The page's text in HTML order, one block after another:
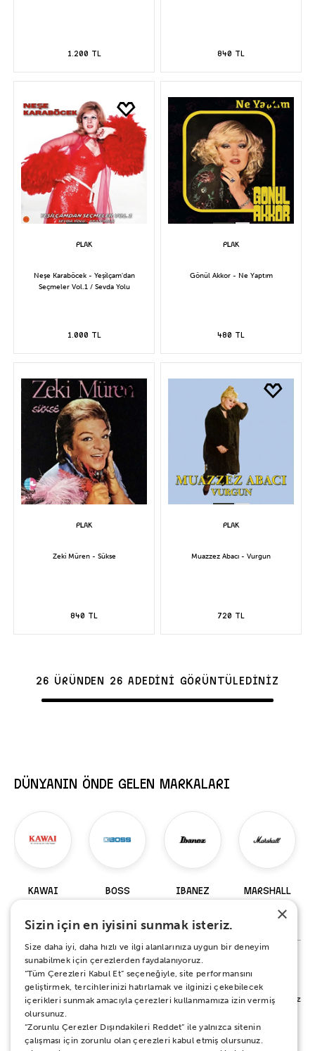
1.200 TL 840 TL
Neşe Karaböcek - Yeşilçam'dan
Seçmeler Vol.1 / Sevda Yolu
1.000 TL
Gönül Akkor - Ne Yaptım
480 TL
Zeki Müren - Sükse
840 TL
Muazzez Abacı - Vurgun
720 TL
26 ÜRÜNDEN 26 ADEDİNİ GÖRÜNTÜLEDİNİZ
DÜNYANIN ÖNDE GELEN MARKALARI
KAWAI BOSS IBANEZ MARSHALL
%100 MEMNUNİYET SÖZÜ
Alışverişiniz sırasında ya da sonrasında koşulsuz mutluluğunuz için yanınızdayız.
Her ne sebeple olursa olsun 15 gün boyunca iade ve değişim garantisi Zuhal
Müzik güvencesinde.
×
Sizin için en iyisini sunmak isteriz.
Size daha iyi, daha hızlı ve ilgi alanlarınıza uygun bir deneyim
sunabilmek için çerezlerden faydalanıyoruz.
“Tüm Çerezleri Kabul Et” seçeneğiyle, site performansını
geliştirmek, tercihlerinizi hatırlamak ve ilginizi çekebilecek
içerikleri sunmak amacıyla çerezleri kullanmamıza izin vermiş
olursunuz.
“Zorunlu Çerezler Dışındakileri Reddet” ile yalnızca sitenin
çalışması için zorunlu olan çerezleri kabul etmiş olursunuz.